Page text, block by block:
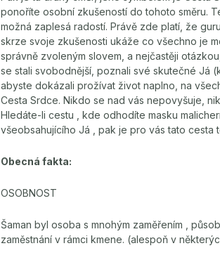
ponoříte osobní zkušeností do tohoto směru.
možná zaplesá radostí. Právě zde platí, že
skrze svoje zkušenosti ukáže co všechno je
správně zvoleným slovem, a nejčastěji
se stali svobodnější, poznali své skutečné Já
abyste dokázali prožívat život naplno, na
Cesta Srdce. Nikdo se nad vás nepovyšuje,
Hledáte-li cestu , kde odhodíte masku
všeobsahujícího Já , pak je pro vás tato cesta
Obecná fakta:
OSOBNOST
Šaman byl osoba s mnohým zaměřením ,
zaměstnání v rámci kmene. (alespoň v